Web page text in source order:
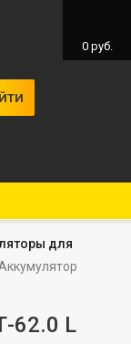
0руб.
для
62.0 L